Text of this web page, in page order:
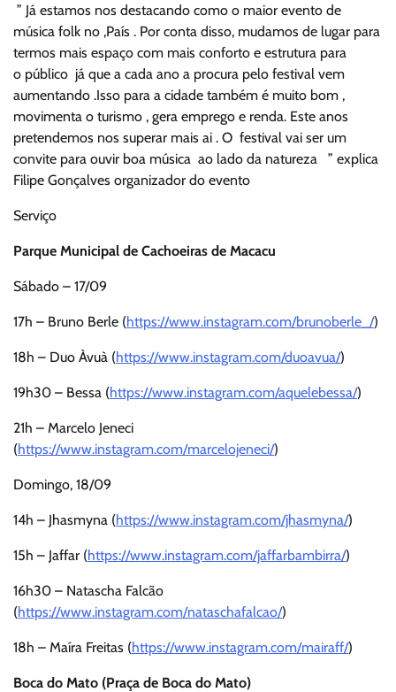
” Já estamos nos destacando como o maior evento de
música folk no ,País . Por conta disso, mudamos de lugar para
termos mais espaço com mais conforto e estrutura para
o público já que a cada ano a procura pelo festival vem
aumentando .Isso para a cidade também é muito bom ,
movimenta o turismo , gera emprego e renda. Este anos
pretendemos nos superar mais ai . O festival vai ser um
convite para ouvir boa música ao lado da natureza ” explica
Filipe Gonçalves organizador do evento
Serviço
Parque Municipal de Cachoeiras de Macacu
Sábado – 17/09
17h – Bruno Berle (https://www.instagram.com/brunoberle_/)
18h – Duo Àvuà (https://www.instagram.com/duoavua/)
19h30 – Bessa (https://www.instagram.com/aquelebessa/)
21h – Marcelo Jeneci
(https://www.instagram.com/marcelojeneci/)
Domingo, 18/09
14h – Jhasmyna (https://www.instagram.com/jhasmyna/)
15h – Jaffar (https://www.instagram.com/jaffarbambirra/)
16h30 – Natascha Falcão
(https://www.instagram.com/nataschafalcao/)
18h – Maíra Freitas (https://www.instagram.com/mairaff/)
Boca do Mato (Praça de Boca do Mato)